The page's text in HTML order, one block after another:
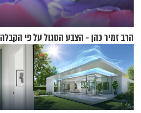
הרב זמיר כהן - הצבע הסגול על פי הקבלה